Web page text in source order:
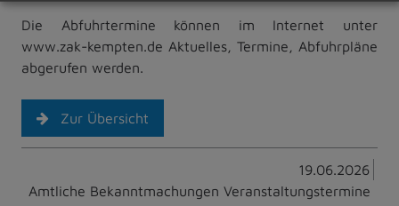
Die Abfuhrtermine können im Internet unter
www.zak-kempten.de Aktuelles, Termine, Abfuhrpläne
abgerufen werden.
Zur Übersicht
19.06.2026
Amtliche Bekanntmachungen Veranstaltungstermine